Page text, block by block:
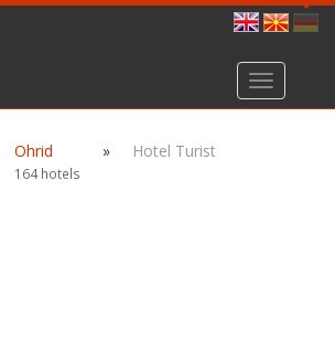
Toggle
navigation
Ohrid
164 hotels
» Hotel Turist